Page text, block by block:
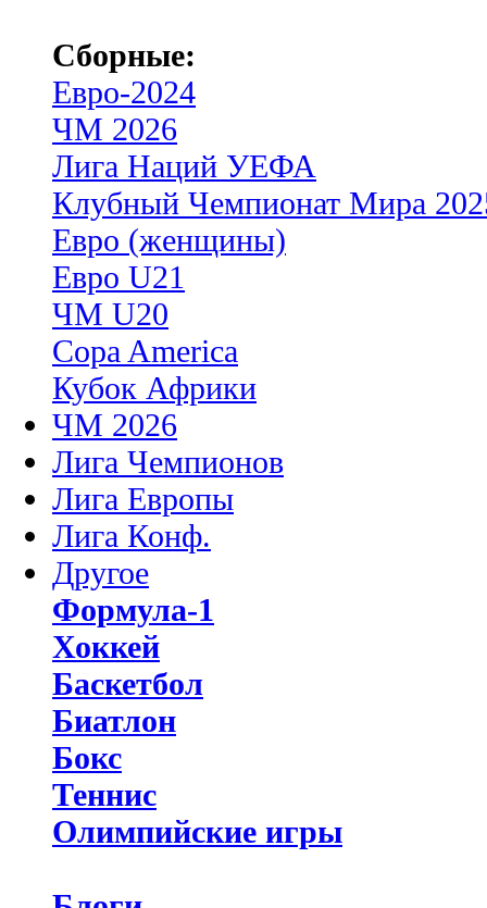
Сборные:
Евро-2024
ЧМ 2026
Лига Наций УЕФА
Клубный Чемпионат Мира
Евро (женщины)
Евро U21
ЧМ U20
Copa America
Кубок Африки
ЧМ 2026
Лига Чемпионов
Лига Европы
Лига Конф.
Другое
Формула-1
Хоккей
Баскетбол
Биатлон
Бокс
Теннис
Олимпийские игры